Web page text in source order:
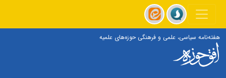
هفته‌نامه سیاسی، علمی و فرهنگی حوزه‌های علمیه